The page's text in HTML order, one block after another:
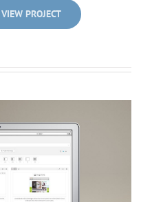
VIEW PROJECT